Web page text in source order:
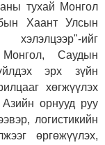
тухай Монгол
Хаант Улсын
ийг
Монгол, Саудын
эрх зүйн
хөгжүүлэх
орнууд руу
логистикийн
өргөжүүлэх,